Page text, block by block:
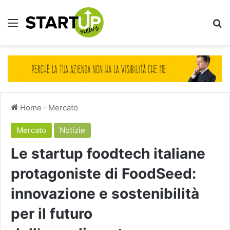
Menu
Home - Mercato
Mercato Notizie
Le startup foodtech italiane
protagoniste di FoodSeed:
innovazione e sostenibilità
per il futuro